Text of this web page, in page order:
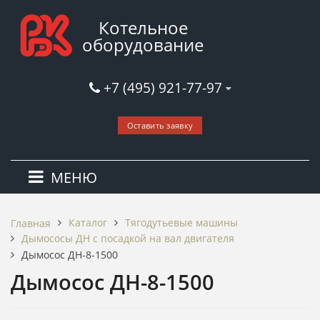
Котельное
оборудование
+7 (495) 921-77-97
Оставить заявку
МЕНЮ
Главная Каталог
Тягодутьевые машины
Дымососы ДН c посадкой на вал двигателя
Дымосос ДН-8-1500
Дымосос ДН-8-1500